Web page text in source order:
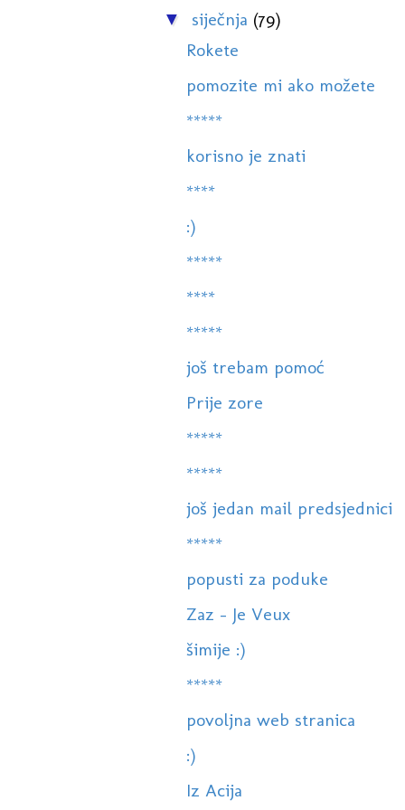
▼ siječnja (79)
Rokete
pomozite mi ako možete
*****
korisno je znati
****
:)
*****
****
*****
još trebam pomoć
Prije zore
*****
*****
još jedan mail predsjednici
*****
popusti za poduke
Zaz - Je Veux
šimije :)
*****
povoljna web stranica
:)
Iz Acija